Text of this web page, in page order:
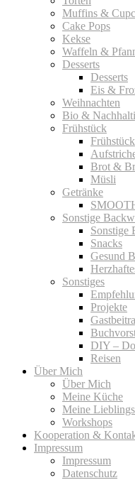
Muffins &
Cake Pops
Kekse
Waffeln &
Desserts
Desserts
Eis &
Weihnachten
Bio &
Frühstück
Frühstück
Brot &
Müsli
Getränke
Sonstige
Sonstige
Snacks
Gesund
Sonstiges
Projekte
DIY –
Reisen
Über Mich
Über Mich
Meine Küche
Meine
Workshops
Kooperation &
Impressum
Impressum
Datenschutz